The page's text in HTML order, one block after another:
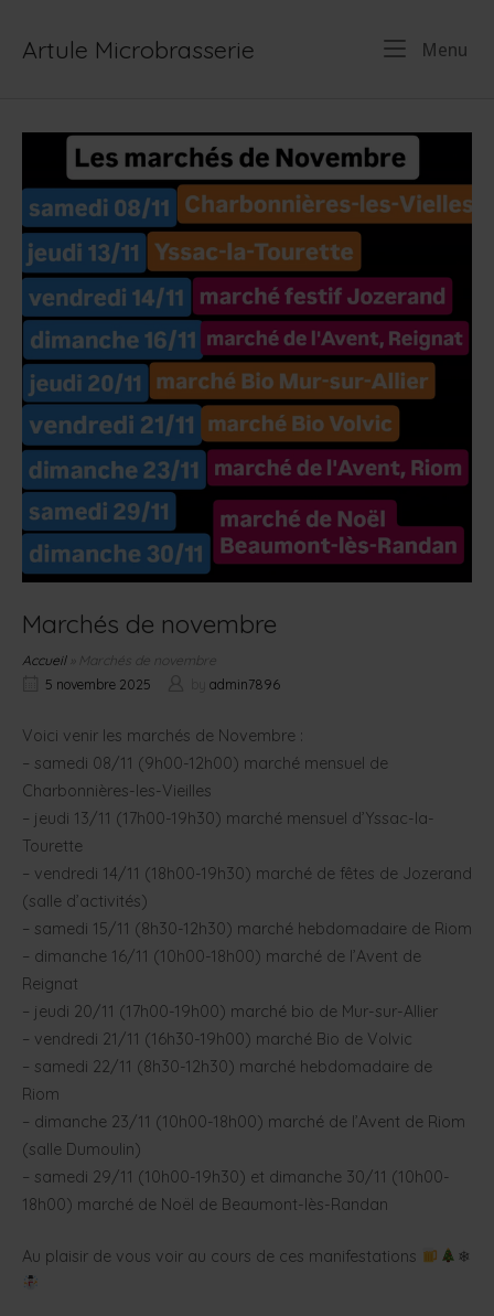
content
Artule Microbrasserie Menu
Marchés de novembre
Accueil» Marchés de novembre
5 novembre 2025
admin7896
Voici venir les marchés de Novembre :
– samedi 08/11 (9h00-12h00) marché mensuel de
Charbonnières-les-Vieilles
– jeudi 13/11 (17h00-19h30) marché mensuel d’Yssac-la-
Tourette
– vendredi 14/11 (18h00-19h30) marché de fêtes de Jozerand
(salle d’activités)
– samedi 15/11 (8h30-12h30) marché hebdomadaire de Riom
– dimanche 16/11 (10h00-18h00) marché de l’Avent de
Reignat
– jeudi 20/11 (17h00-19h00) marché bio de Mur-sur-Allier
– vendredi 21/11 (16h30-19h00) marché Bio de Volvic
– samedi 22/11 (8h30-12h30) marché hebdomadaire de
Riom
– dimanche 23/11 (10h00-18h00) marché de l’Avent de Riom
(salle Dumoulin)
– samedi 29/11 (10h00-19h30) et dimanche 30/11 (10h00-
18h00) marché de Noël de Beaumont-lès-Randan
Au plaisir de vous voir au cours de ces manifestations ❄